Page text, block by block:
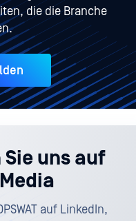
die die Branche
Sie uns auf
auf LinkedIn,